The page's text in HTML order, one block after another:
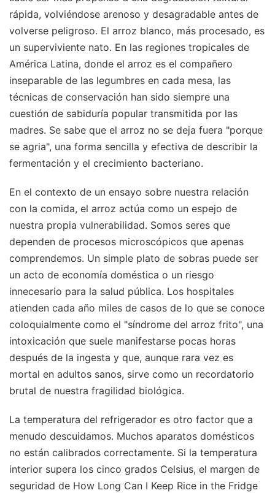
rápida, volviéndose arenoso y desagradable antes de
volverse peligroso. El arroz blanco, más procesado, es
un superviviente nato. En las regiones tropicales de
América Latina, donde el arroz es el compañero
inseparable de las legumbres en cada mesa, las
técnicas de conservación han sido siempre una
cuestión de sabiduría popular transmitida por las
madres. Se sabe que el arroz no se deja fuera "porque
se agria", una forma sencilla y efectiva de describir la
fermentación y el crecimiento bacteriano.
En el contexto de un ensayo sobre nuestra relación
con la comida, el arroz actúa como un espejo de
nuestra propia vulnerabilidad. Somos seres que
dependen de procesos microscópicos que apenas
comprendemos. Un simple plato de sobras puede ser
un acto de economía doméstica o un riesgo
innecesario para la salud pública. Los hospitales
atienden cada año miles de casos de lo que se conoce
coloquialmente como el "síndrome del arroz frito", una
intoxicación que suele manifestarse pocas horas
después de la ingesta y que, aunque rara vez es
mortal en adultos sanos, sirve como un recordatorio
brutal de nuestra fragilidad biológica.
La temperatura del refrigerador es otro factor que a
menudo descuidamos. Muchos aparatos domésticos
no están calibrados correctamente. Si la temperatura
interior supera los cinco grados Celsius, el margen de
seguridad de How Long Can I Keep Rice in the Fridge